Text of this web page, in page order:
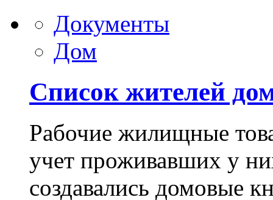
Документы
Дом
Список жителей
Рабочие жилищные
учет проживавших у
создавались домовые